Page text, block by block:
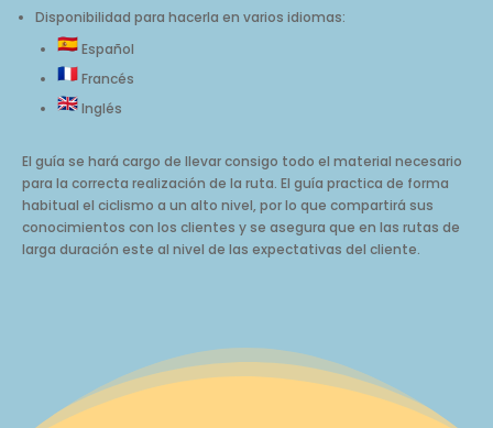
Disponibilidad para hacerla en varios idiomas:
Español
Francés
Inglés
El guía se hará cargo de llevar consigo todo el material necesario
para la correcta realización de la ruta. El guía practica de forma
habitual el ciclismo a un alto nivel, por lo que compartirá sus
conocimientos con los clientes y se asegura que en las rutas de
larga duración este al nivel de las expectativas del cliente.